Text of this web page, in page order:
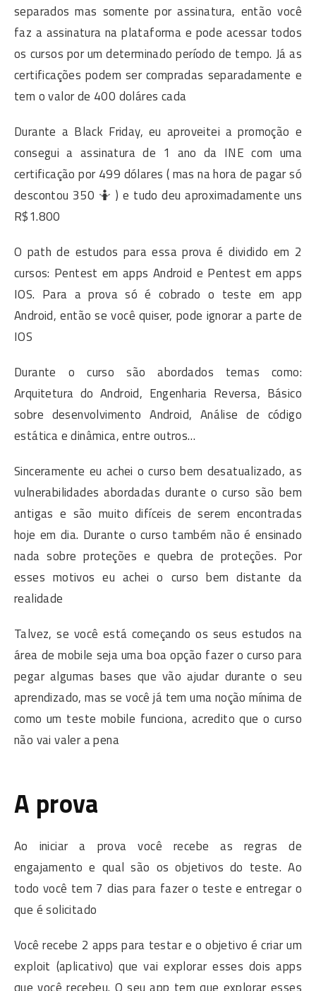
separados mas somente por assinatura, então você
faz a assinatura na plataforma e pode acessar todos
os cursos por um determinado período de tempo. Já as
certificações podem ser compradas separadamente e
tem o valor de 400 doláres cada
Durante a Black Friday, eu aproveitei a promoção e
consegui a assinatura de 1 ano da INE com uma
certificação por 499 dólares ( mas na hora de pagar só
descontou 350 🤷 ) e tudo deu aproximadamente uns
R$1.800
O path de estudos para essa prova é dividido em 2
cursos: Pentest em apps Android e Pentest em apps
IOS. Para a prova só é cobrado o teste em app
Android, então se você quiser, pode ignorar a parte de
IOS
Durante o curso são abordados temas como:
Arquitetura do Android, Engenharia Reversa, Básico
sobre desenvolvimento Android, Análise de código
estática e dinâmica, entre outros…
Sinceramente eu achei o curso bem desatualizado, as
vulnerabilidades abordadas durante o curso são bem
antigas e são muito difíceis de serem encontradas
hoje em dia. Durante o curso também não é ensinado
nada sobre proteções e quebra de proteções. Por
esses motivos eu achei o curso bem distante da
realidade
Talvez, se você está começando os seus estudos na
área de mobile seja uma boa opção fazer o curso para
pegar algumas bases que vão ajudar durante o seu
aprendizado, mas se você já tem uma noção mínima de
como um teste mobile funciona, acredito que o curso
não vai valer a pena
A prova
Ao iniciar a prova você recebe as regras de
engajamento e qual são os objetivos do teste. Ao
todo você tem 7 dias para fazer o teste e entregar o
que é solicitado
Você recebe 2 apps para testar e o objetivo é criar um
exploit (aplicativo) que vai explorar esses dois apps
que você recebeu. O seu app tem que explorar esses